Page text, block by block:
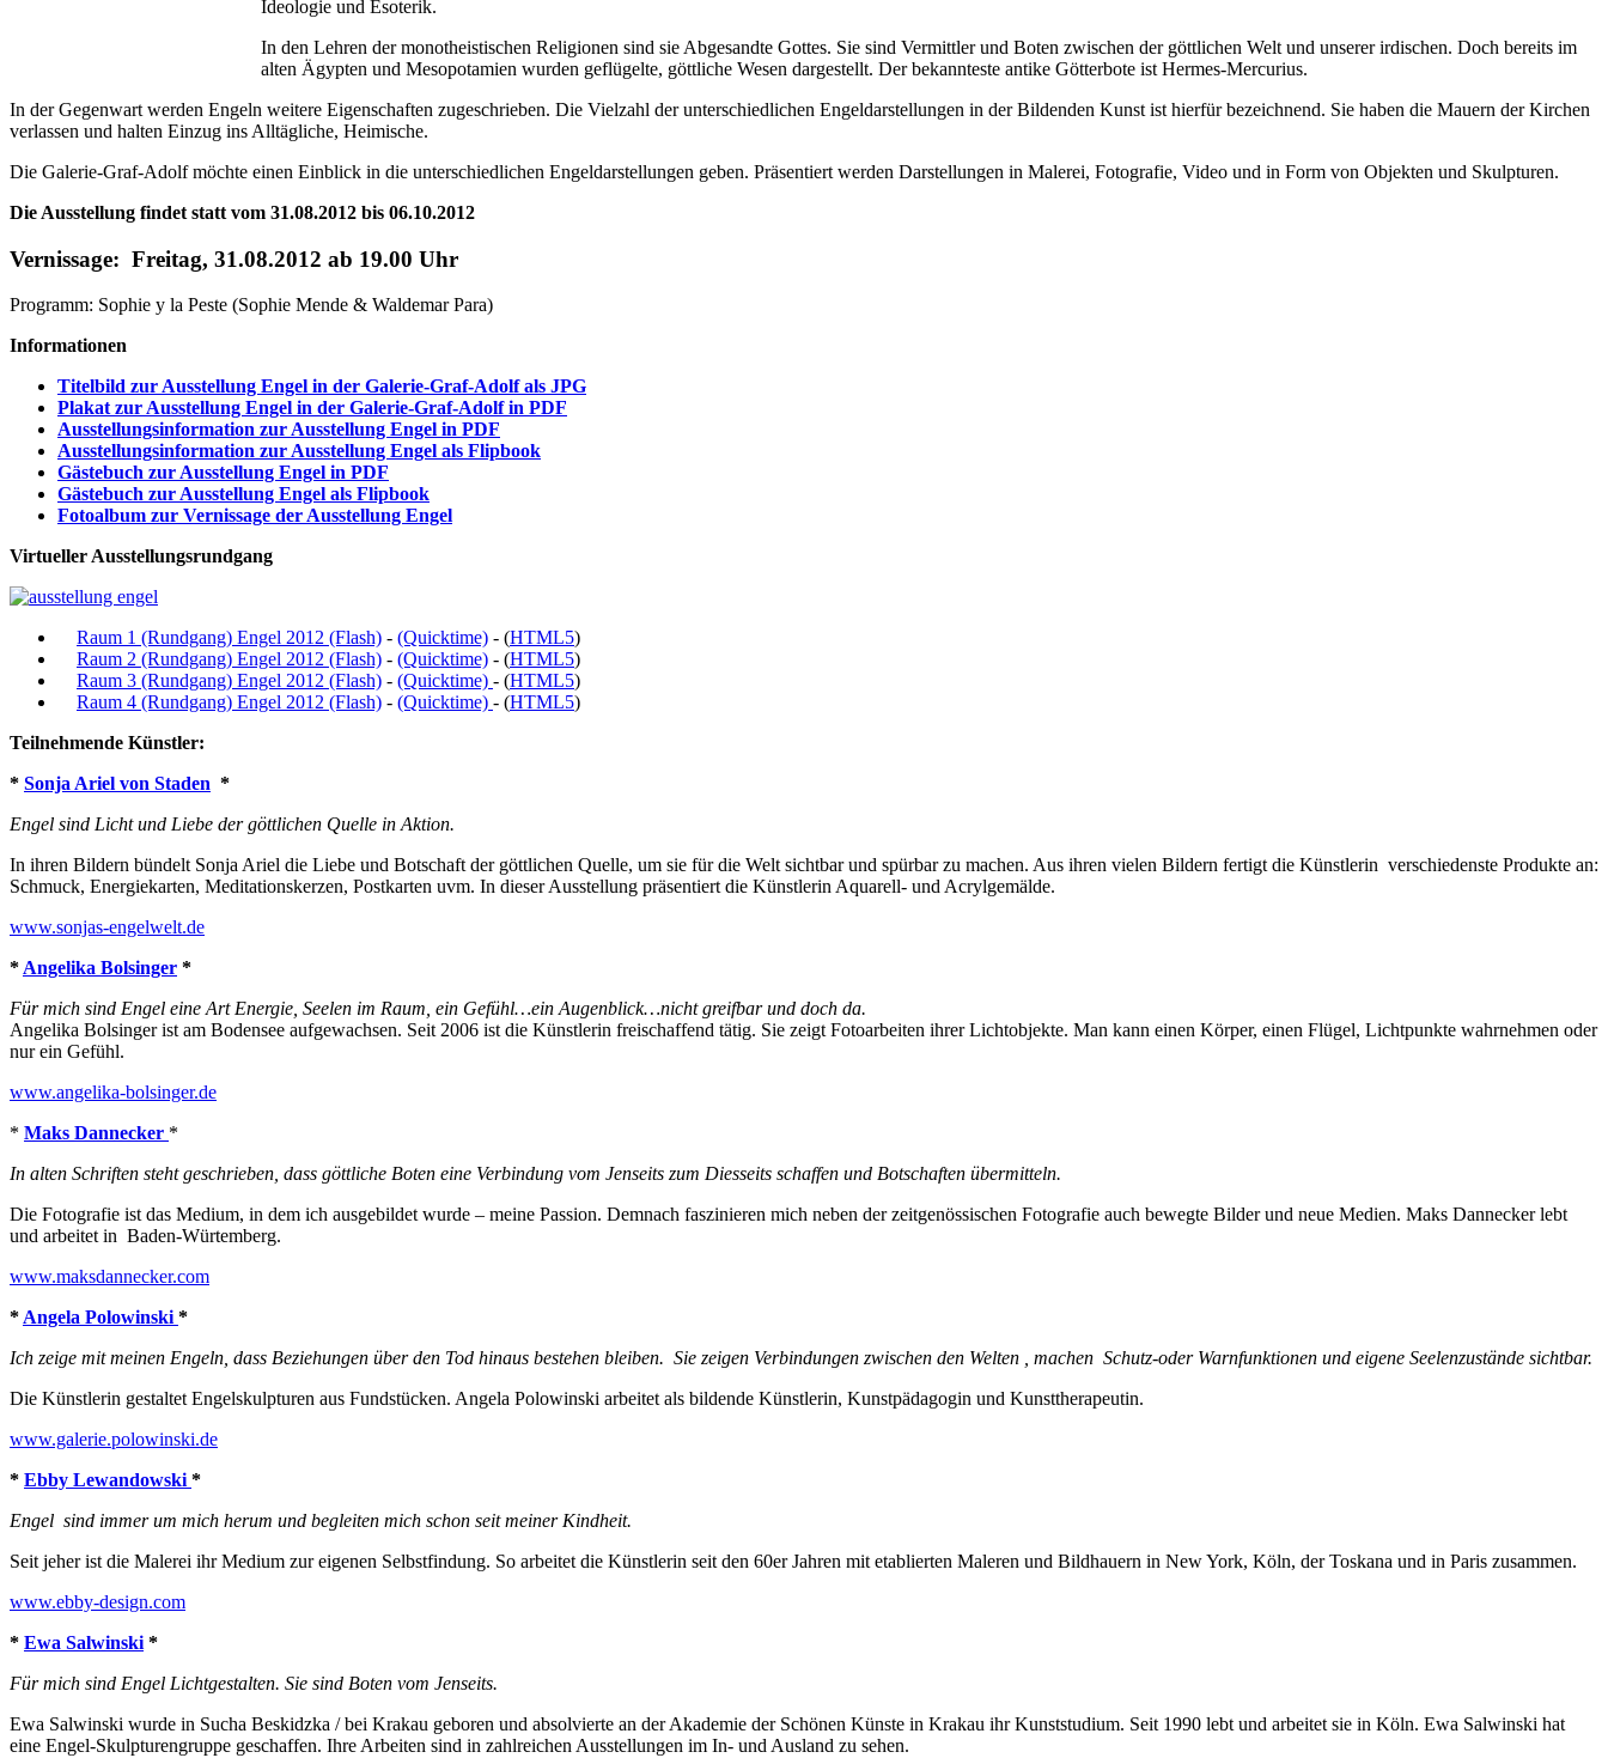
Ideologie und Esoterik.
In den Lehren der monotheistischen Religionen sind sie Abgesandte Gottes. Sie sind Vermittler und Boten zwischen der göttlichen Welt und unserer irdischen. Doch bereits im
alten Ägypten und Mesopotamien wurden geflügelte, göttliche Wesen dargestellt. Der bekannteste antike Götterbote ist Hermes-Mercurius.
In der Gegenwart werden Engeln weitere Eigenschaften zugeschrieben. Die Vielzahl der unterschiedlichen Engeldarstellungen in der Bildenden Kunst ist hierfür bezeichnend. Sie haben die Mauern der Kirchen
verlassen und halten Einzug ins Alltägliche, Heimische.
Die Galerie-Graf-Adolf möchte einen Einblick in die unterschiedlichen Engeldarstellungen geben. Präsentiert werden Darstellungen in Malerei, Fotografie, Video und in Form von Objekten und Skulpturen.
Die Ausstellung findet statt vom 31.08.2012 bis 06.10.2012
Vernissage: Freitag, 31.08.2012 ab 19.00 Uhr
Programm: Sophie y la Peste (Sophie Mende & Waldemar Para)
Informationen
Titelbild zur Ausstellung Engel in der Galerie-Graf-Adolf als JPG
Plakat zur Ausstellung Engel in der Galerie-Graf-Adolf in PDF
Ausstellungsinformation zur Ausstellung Engel in PDF
Ausstellungsinformation zur Ausstellung Engel als Flipbook
Gästebuch zur Ausstellung Engel in PDF
Gästebuch zur Ausstellung Engel als Flipbook
Fotoalbum zur Vernissage der Ausstellung Engel
Virtueller Ausstellungsrundgang
Raum 1 (Rundgang) Engel 2012 (Flash) - (Quicktime) - (HTML5)
Raum 2 (Rundgang) Engel 2012 (Flash) - (Quicktime) - (HTML5)
Raum 3 (Rundgang) Engel 2012 (Flash) - (Quicktime) - (HTML5)
Raum 4 (Rundgang) Engel 2012 (Flash) - (Quicktime) - (HTML5)
Teilnehmende Künstler:
* Sonja Ariel von Staden *
Engel sind Licht und Liebe der göttlichen Quelle in Aktion.
In ihren Bildern bündelt Sonja Ariel die Liebe und Botschaft der göttlichen Quelle, um sie für die Welt sichtbar und spürbar zu machen. Aus ihren vielen Bildern fertigt die Künstlerin verschiedenste Produkte an:
Schmuck, Energiekarten, Meditationskerzen, Postkarten uvm. In dieser Ausstellung präsentiert die Künstlerin Aquarell- und Acrylgemälde.
www.sonjas-engelwelt.de
* Angelika Bolsinger *
Für mich sind Engel eine Art Energie, Seelen im Raum, ein Gefühl…ein Augenblick…nicht greifbar und doch da.
Angelika Bolsinger ist am Bodensee aufgewachsen. Seit 2006 ist die Künstlerin freischaffend tätig. Sie zeigt Fotoarbeiten ihrer Lichtobjekte. Man kann einen Körper, einen Flügel, Lichtpunkte wahrnehmen oder
nur ein Gefühl.
www.angelika-bolsinger.de
* Maks Dannecker *
In alten Schriften steht geschrieben, dass göttliche Boten eine Verbindung vom Jenseits zum Diesseits schaffen und Botschaften übermitteln.
Die Fotografie ist das Medium, in dem ich ausgebildet wurde – meine Passion. Demnach faszinieren mich neben der zeitgenössischen Fotografie auch bewegte Bilder und neue Medien. Maks Dannecker lebt
und arbeitet in Baden-Würtemberg.
www.maksdannecker.com
* Angela Polowinski *
Ich zeige mit meinen Engeln, dass Beziehungen über den Tod hinaus bestehen bleiben. Sie zeigen Verbindungen zwischen den Welten , machen Schutz-oder Warnfunktionen und eigene Seelenzustände sichtbar.
Die Künstlerin gestaltet Engelskulpturen aus Fundstücken. Angela Polowinski arbeitet als bildende Künstlerin, Kunstpädagogin und Kunsttherapeutin.
www.galerie.polowinski.de
* Ebby Lewandowski *
Engel sind immer um mich herum und begleiten mich schon seit meiner Kindheit.
Seit jeher ist die Malerei ihr Medium zur eigenen Selbstfindung. So arbeitet die Künstlerin seit den 60er Jahren mit etablierten Maleren und Bildhauern in New York, Köln, der Toskana und in Paris zusammen.
www.ebby-design.com
* Ewa Salwinski *
Für mich sind Engel Lichtgestalten. Sie sind Boten vom Jenseits.
Ewa Salwinski wurde in Sucha Beskidzka / bei Krakau geboren und absolvierte an der Akademie der Schönen Künste in Krakau ihr Kunststudium. Seit 1990 lebt und arbeitet sie in Köln. Ewa Salwinski hat
eine Engel-Skulpturengruppe geschaffen. Ihre Arbeiten sind in zahlreichen Ausstellungen im In- und Ausland zu sehen.